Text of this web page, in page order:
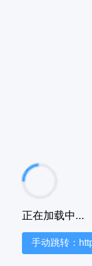
正在加载中...
手动跳转：